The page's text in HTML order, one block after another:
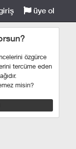
üye ol
özgürce
tercüme eden
misin?